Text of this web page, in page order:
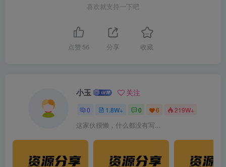
喜欢就支持一下吧
点赞 56 分享 收藏
小玉 关注
0 1.8W+ 0 6 219W+
这家伙很懒，什么都没有写...